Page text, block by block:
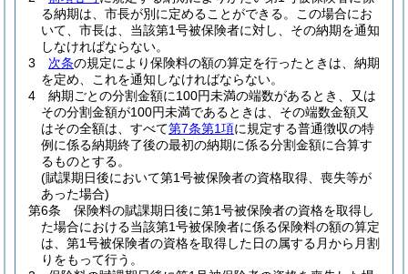
る納期は、市長が別に定めることができる。
この場合にお
いて、市長は、当該第1号被保険者に対し、その納期を通知
しなければならない。
3
次条の規定により保険料の額の算定を行ったときは、納期
を定め、これを通知しなければならない。
4
納期ごとの分割金額に100円未満の端数があるとき、又は
その分割金額が100円未満であるときは、その端数金額又
はその全額は、すべて第7条第1項に規定する普通徴収の特
例に係る納期終了後の最初の納期に係る分割金額に合算す
るものとする。
(賦課期日後において第1号被保険者の資格取得、喪失等が
あった場合)
第6条
保険料の賦課期日後に第1号被保険者の資格を取得し
た場合における当該第1号被保険者に係る保険料の額の算定
は、第1号被保険者の資格を取得した日の属する月から月割
りをもって行う。